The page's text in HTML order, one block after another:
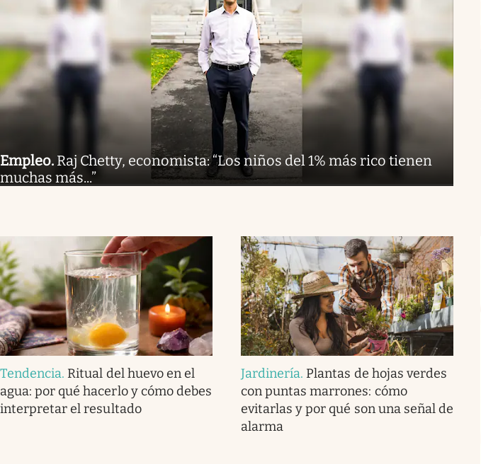
Empleo. Raj Chetty, economista: “Los niños del 1% más rico tienen
muchas más...”
Tendencia. Ritual del huevo en el
agua: por qué hacerlo y cómo debes
interpretar el resultado
Jardinería. Plantas de hojas verdes
con puntas marrones: cómo
evitarlas y por qué son una señal de
alarma